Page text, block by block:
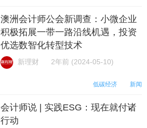
澳洲会计师公会新调查：小微企业
积极拓展一带一路沿线机遇，投资
优选数智化转型技术
新理财 2年前 (2024-05-10)
低碳经济 新闻
会计师说 | 实践ESG：现在就付诸
行动